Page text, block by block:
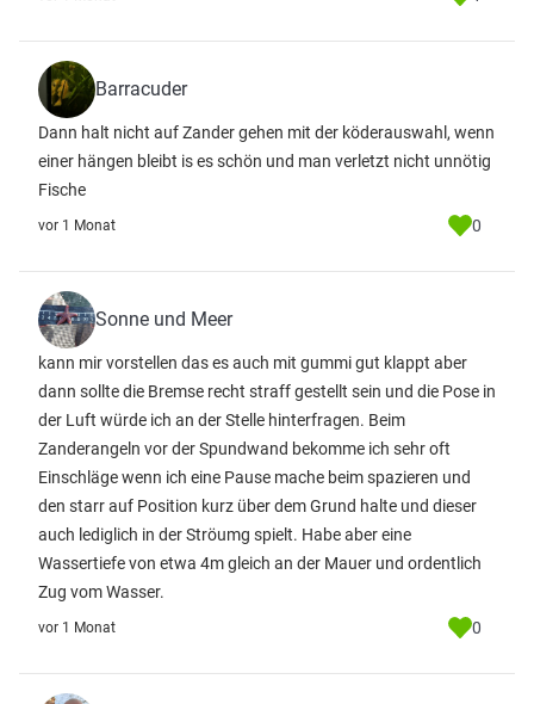
Barracuder
Dann halt nicht auf Zander gehen mit der köderauswahl, wenn
einer hängen bleibt is es schön und man verletzt nicht unnötig
Fische
vor 1 Monat 0
Sonne und Meer
kann mir vorstellen das es auch mit gummi gut klappt aber
dann sollte die Bremse recht straff gestellt sein und die Pose in
der Luft würde ich an der Stelle hinterfragen. Beim
Zanderangeln vor der Spundwand bekomme ich sehr oft
Einschläge wenn ich eine Pause mache beim spazieren und
den starr auf Position kurz über dem Grund halte und dieser
auch lediglich in der Ströumg spielt. Habe aber eine
Wassertiefe von etwa 4m gleich an der Mauer und ordentlich
Zug vom Wasser.
vor 1 Monat 0